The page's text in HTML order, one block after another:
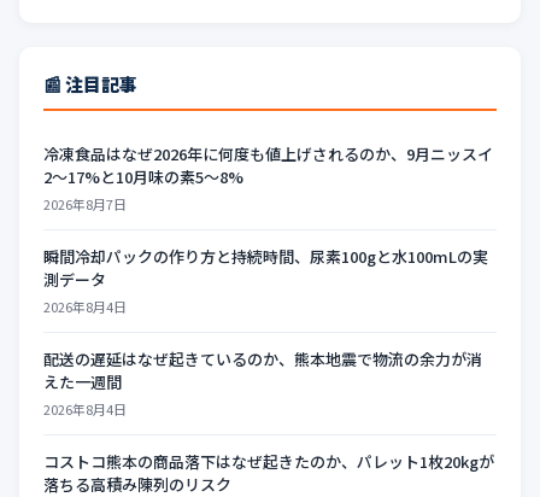
📰 注目記事
冷凍食品はなぜ2026年に何度も値上げされるのか、9月ニッスイ
2〜17%と10月味の素5〜8%
2026年8月7日
瞬間冷却パックの作り方と持続時間、尿素100gと水100mLの実
測データ
2026年8月4日
配送の遅延はなぜ起きているのか、熊本地震で物流の余力が消
えた一週間
2026年8月4日
コストコ熊本の商品落下はなぜ起きたのか、パレット1枚20kgが
落ちる高積み陳列のリスク